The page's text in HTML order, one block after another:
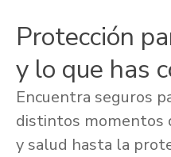
Protección
y lo que has
Encuentra seguros
distintos momentos
y salud hasta la